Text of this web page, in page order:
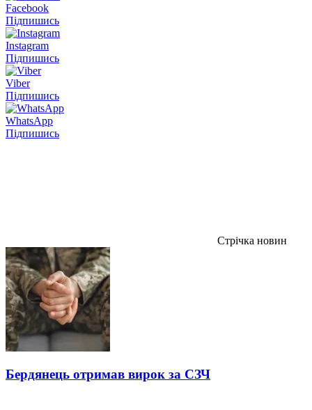
Facebook
Підпишись
Instagram
Підпишись
Viber
Підпишись
WhatsApp
Підпишись
Стрічка новин
Бердянець отримав вирок за СЗЧ